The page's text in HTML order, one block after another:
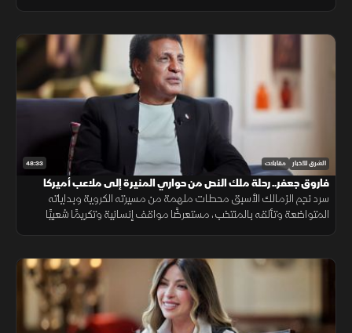
48:33 الشرق للأخبار مقابلات
فاروق جعفر.. رحلة ملك النص من حواري المنيرة إلى ملاعب أميركا
سرد نجم الزمالك الأسبق محطات ملهمة من مسيرته الكروية وبداياته
المتواضعة وتألقه بالمنتخب، مستعرضًا مواقف إنسانية وتكريمًا شعبيًا